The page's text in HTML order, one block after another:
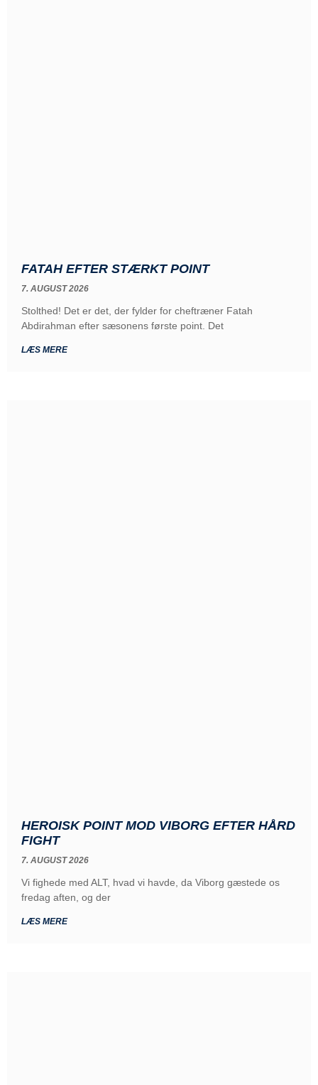
FATAH EFTER STÆRKT POINT
7. AUGUST 2026
Stolthed! Det er det, der fylder for cheftræner Fatah
Abdirahman efter sæsonens første point. Det
LÆS MERE
HEROISK POINT MOD VIBORG EFTER HÅRD
FIGHT
7. AUGUST 2026
Vi fighede med ALT, hvad vi havde, da Viborg gæstede os
fredag aften, og der
LÆS MERE